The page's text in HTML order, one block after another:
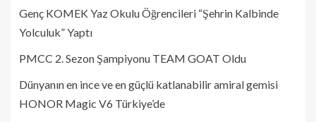
Genç KOMEK Yaz Okulu Öğrencileri “Şehrin Kalbinde
Yolculuk” Yaptı
PMCC 2. Sezon Şampiyonu TEAM GOAT Oldu
Dünyanın en ince ve en güçlü katlanabilir amiral gemisi
HONOR Magic V6 Türkiye’de